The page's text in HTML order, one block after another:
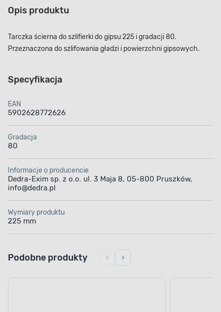
Opis produktu
Tarczka ścierna do szlifierki do gipsu 225 i gradacji 80.
Przeznaczona do szlifowania gładzi i powierzchni gipsowych.
Specyfikacja
EAN
5902628772626
Gradacja
80
Informacje o producencie
Dedra-Exim sp. z o.o. ul. 3 Maja 8, 05-800 Pruszków,
info@dedra.pl
Wymiary produktu
225 mm
Podobne produkty